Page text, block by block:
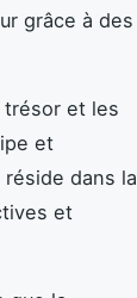
grâce à des
trésor et les
et
réside dans la
et